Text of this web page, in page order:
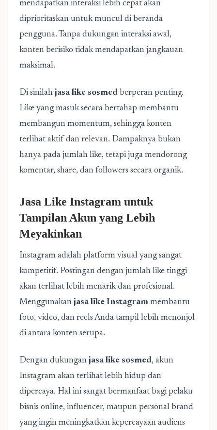
mendapatkan interaksi lebih cepat akan
diprioritaskan untuk muncul di beranda
pengguna. Tanpa dukungan interaksi awal,
konten berisiko tidak mendapatkan jangkauan
maksimal.
Di sinilah jasa like sosmed berperan penting.
Like yang masuk secara bertahap membantu
membangun momentum, sehingga konten
terlihat aktif dan relevan. Dampaknya bukan
hanya pada jumlah like, tetapi juga mendorong
komentar, share, dan followers secara organik.
Jasa Like Instagram untuk
Tampilan Akun yang Lebih
Meyakinkan
Instagram adalah platform visual yang sangat
kompetitif. Postingan dengan jumlah like tinggi
akan terlihat lebih menarik dan profesional.
Menggunakan jasa like Instagram membantu
foto, video, dan reels Anda tampil lebih menonjol
di antara konten serupa.
Dengan dukungan jasa like sosmed, akun
Instagram akan terlihat lebih hidup dan
dipercaya. Hal ini sangat bermanfaat bagi pelaku
bisnis online, influencer, maupun personal brand
yang ingin meningkatkan kepercayaan audiens